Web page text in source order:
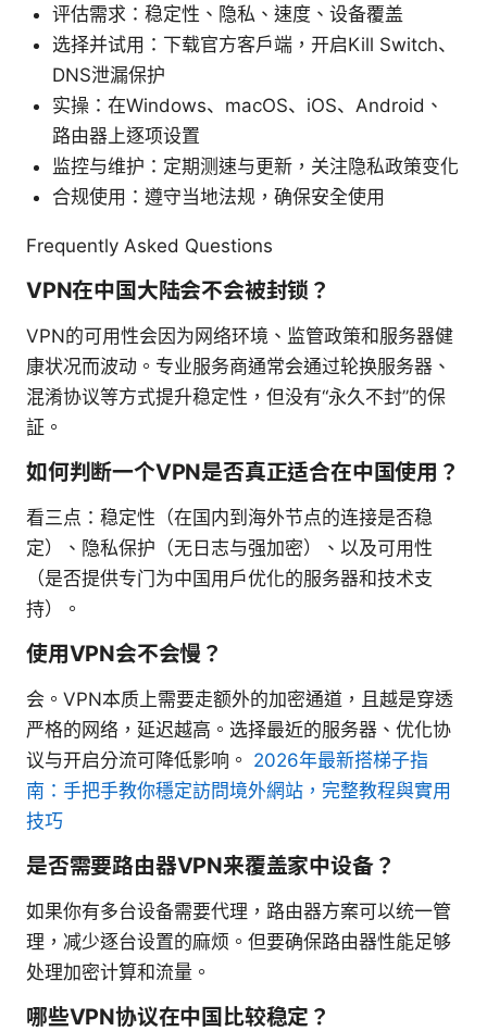
评估需求：稳定性、隐私、速度、设备覆盖
选择并试用：下载官方客户端，开启Kill Switch、
DNS泄漏保护
实操：在Windows、macOS、iOS、Android、
路由器上逐项设置
监控与维护：定期测速与更新，关注隐私政策变化
合规使用：遵守当地法规，确保安全使用
Frequently Asked Questions
VPN在中国大陆会不会被封锁？
VPN的可用性会因为网络环境、监管政策和服务器健
康状况而波动。专业服务商通常会通过轮换服务器、
混淆协议等方式提升稳定性，但没有“永久不封”的保
証。
如何判断一个VPN是否真正适合在中国使用？
看三点：稳定性（在国内到海外节点的连接是否稳
定）、隐私保护（无日志与强加密）、以及可用性
（是否提供专门为中国用户优化的服务器和技术支
持）。
使用VPN会不会慢？
会。VPN本质上需要走额外的加密通道，且越是穿透
严格的网络，延迟越高。选择最近的服务器、优化协
议与开启分流可降低影响。 2026年最新搭梯子指
南：手把手教你穩定訪問境外網站，完整教程與實用
技巧
是否需要路由器VPN来覆盖家中设备？
如果你有多台设备需要代理，路由器方案可以统一管
理，减少逐台设置的麻烦。但要确保路由器性能足够
处理加密计算和流量。
哪些VPN协议在中国比较稳定？